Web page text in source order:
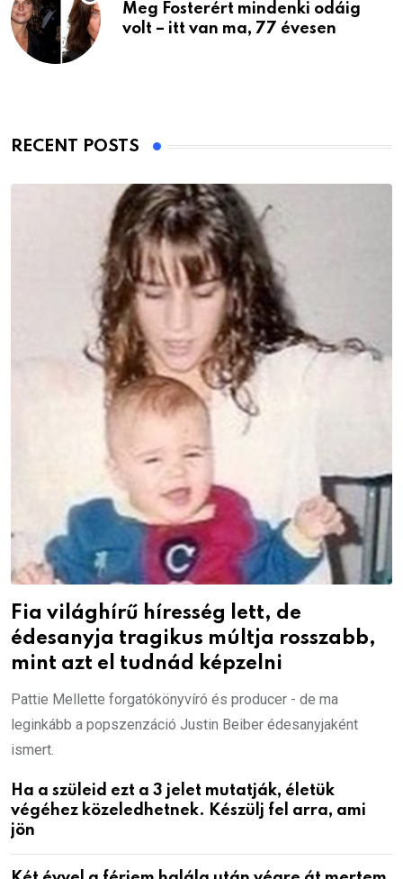
Meg Fosterért mindenki odáig
volt – itt van ma, 77 évesen
RECENT POSTS
Fia világhírű híresség lett, de
édesanyja tragikus múltja rosszabb,
mint azt el tudnád képzelni
Pattie Mellette forgatókönyvíró és producer - de ma
leginkább a popszenzáció Justin Beiber édesanyjaként
ismert.
Ha a szüleid ezt a 3 jelet mutatják, életük
végéhez közeledhetnek. Készülj fel arra, ami
jön